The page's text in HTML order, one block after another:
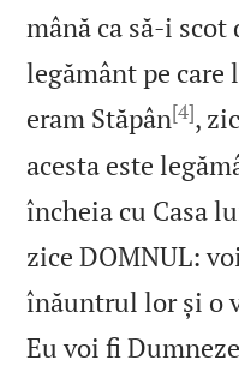
mână ca să‑i
legământ pe care
eram Stăpân[4],
acesta este
încheia cu Casa
zice DOMNUL:
înăuntrul lor și o
Eu voi fi